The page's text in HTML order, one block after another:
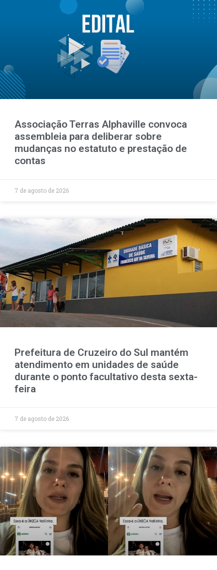
Associação Terras Alphaville convoca
assembleia para deliberar sobre
mudanças no estatuto e prestação de
contas
7 de agosto de 2026
Prefeitura de Cruzeiro do Sul mantém
atendimento em unidades de saúde
durante o ponto facultativo desta sexta-
feira
7 de agosto de 2026